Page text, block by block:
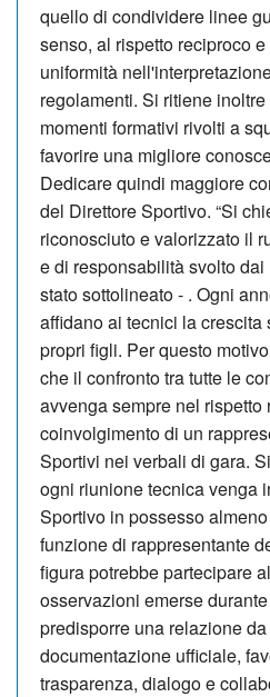
quello di condividere linee
senso, al rispetto reciproco
uniformità
regolamenti. Si ritiene
momenti formativi rivolti a
favorire una migliore
Dedicare quindi maggiore
del Direttore Sportivo. “Si
riconosciuto e valorizzato il
e di responsabilità svolto
stato sottolineato - . Ogni
affidano ai tecnici la
propri figli. Per questo
che il confronto tra tutte le
avvenga sempre nel rispetto
coinvolgimento di un
Sportivi nei verbali di gara.
ogni riunione tecnica venga
Sportivo in possesso
funzione di rappresentante
figura potrebbe partecipare
osservazioni emerse
predisporre una relazione
documentazione ufficiale,
trasparenza, dialogo e